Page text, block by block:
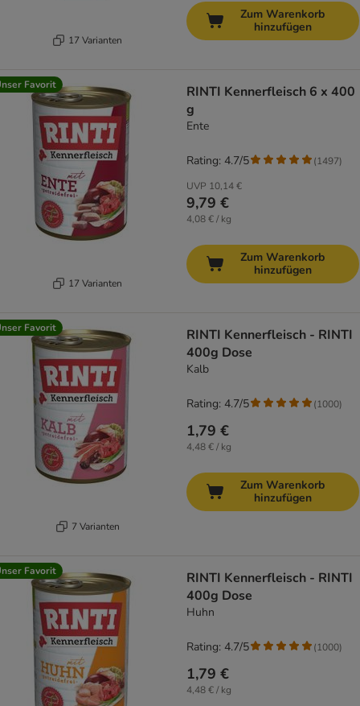
17 Varianten
Zum Warenkorb
hinzufügen
Favorit
17 Varianten
RINTI Kennerfleisch 6 x 400
g
Ente
UVP 10,14 €
9,79 €
4,08 € / kg
Rating: 4.7/5 (1497)
Zum Warenkorb
hinzufügen
Favorit
7 Varianten
RINTI Kennerfleisch - RINTI
400g Dose
Kalb
1,79 €
4,48 € / kg
Rating: 4.7/5 (1000)
Zum Warenkorb
hinzufügen
Favorit
RINTI Kennerfleisch - RINTI
400g Dose
Huhn
1,79 €
4,48 € / kg
Rating: 4.7/5 (1000)